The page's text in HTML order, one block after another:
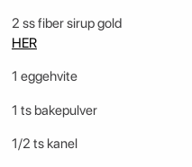
2 ss fiber sirup gold
HER
1 eggehvite
1 ts bakepulver
1/2 ts kanel